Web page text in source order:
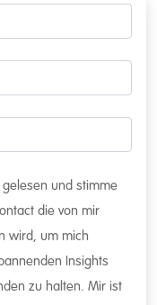
gelesen und stimme
die von mir
wird, um mich
Insights
zu halten. Mir ist